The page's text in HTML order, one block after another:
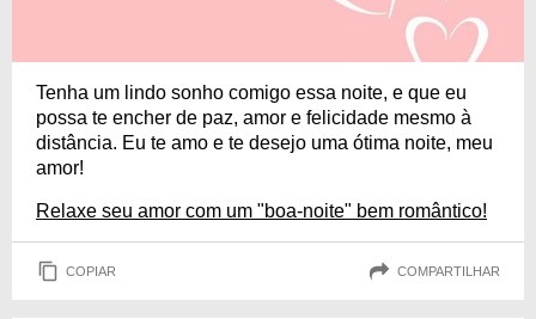
Tenha um lindo sonho comigo essa noite, e que eu
possa te encher de paz, amor e felicidade mesmo à
distância. Eu te amo e te desejo uma ótima noite, meu
amor!
Relaxe seu amor com um "boa-noite" bem romântico!
COPIAR COMPARTILHAR